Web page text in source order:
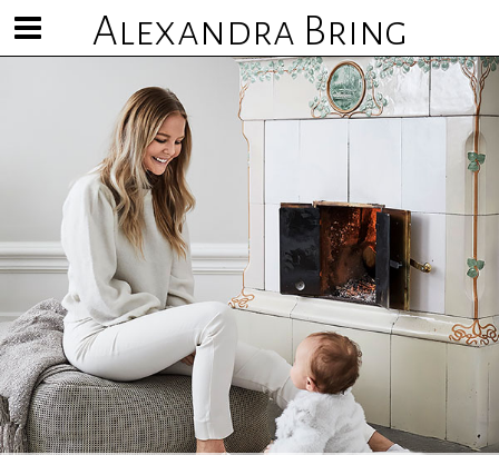
Alexandra Bring
Visa/göm
meny